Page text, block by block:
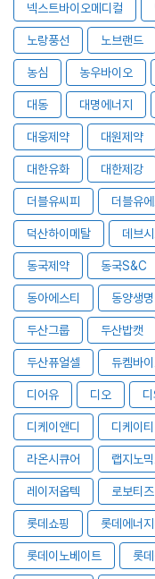
넥스트바이오메디컬
노랑풍선 노브랜드
농심 농우바이오
대동 대명에너지
대웅제약 대원제약
대한유화 대한제강
더블유씨피 더블유
덕산하이메탈 데브
동국제약 동국S&C
동아에스티 동양생명
두산그룹 두산밥캣
두산퓨얼셀 듀켐바
디어유 디오
디케이앤디 디케이티
라온시큐어 랩지노
레이저옵텍 로보티즈
롯데쇼핑 롯데에너
롯데이노베이트 롯